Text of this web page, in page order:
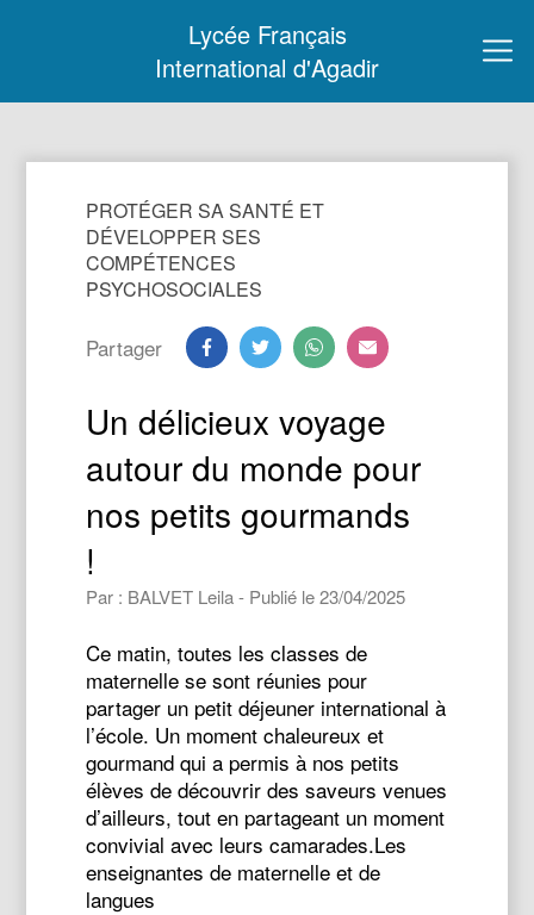
Lycée Français
International d'Agadir
PROTÉGER SA SANTÉ ET
DÉVELOPPER SES
COMPÉTENCES
PSYCHOSOCIALES
Partager
Un délicieux voyage
autour du monde pour
nos petits gourmands
!
Par : BALVET Leila - Publié le 23/04/2025
Ce matin, toutes les classes de
maternelle se sont réunies pour
partager un petit déjeuner international à
l’école. Un moment chaleureux et
gourmand qui a permis à nos petits
élèves de découvrir des saveurs venues
d’ailleurs, tout en partageant un moment
convivial avec leurs camarades.Les
enseignantes de maternelle et de
langues